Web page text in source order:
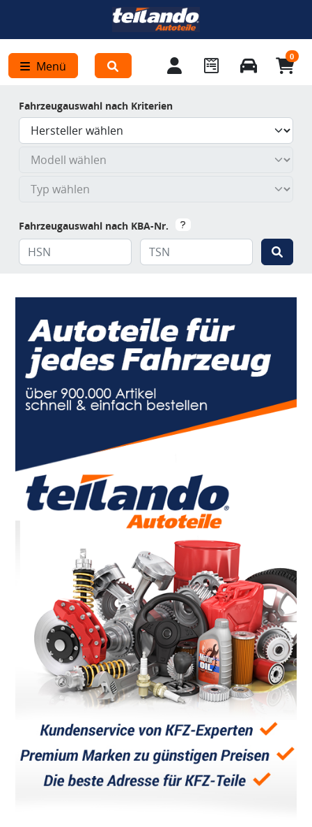
Menü
0
Fahrzeugauswahl nach Kriterien
Fahrzeugauswahl nach KBA-Nr.